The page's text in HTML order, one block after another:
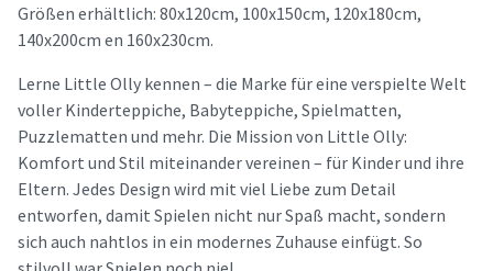
Größen erhältlich: 80x120cm, 100x150cm, 120x180cm,
140x200cm en 160x230cm.
Lerne Little Olly kennen – die Marke für eine verspielte Welt
voller Kinderteppiche, Babyteppiche, Spielmatten,
Puzzlematten und mehr. Die Mission von Little Olly:
Komfort und Stil miteinander vereinen – für Kinder und ihre
Eltern. Jedes Design wird mit viel Liebe zum Detail
entworfen, damit Spielen nicht nur Spaß macht, sondern
sich auch nahtlos in ein modernes Zuhause einfügt. So